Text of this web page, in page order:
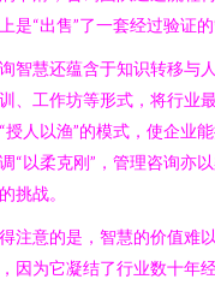
是“出售”了一套经过验证的
智慧还蕴含于知识转移与
、工作坊等形式，将行业
授人以渔”的模式，使企业
“以柔克刚”，管理咨询亦
挑战。
注意的是，智慧的价值难
因为它凝结了行业数十年